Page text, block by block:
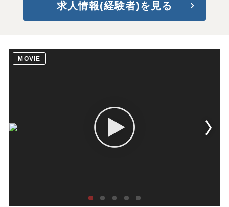
求人情報(経験者)を見る
MOVIE